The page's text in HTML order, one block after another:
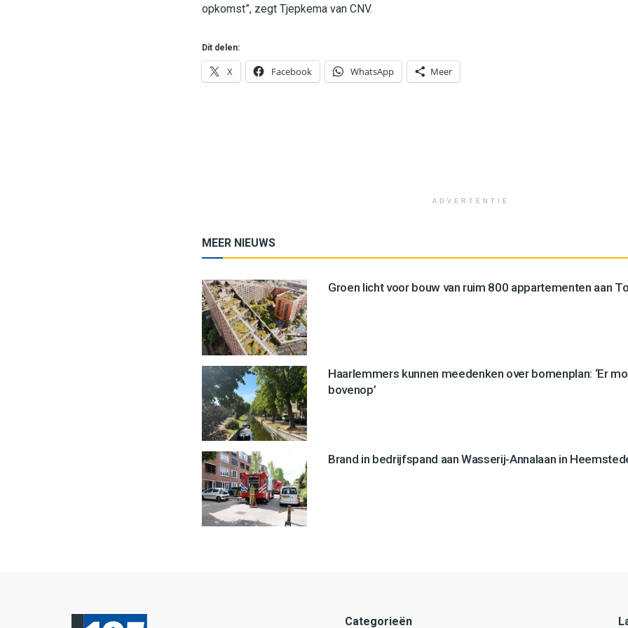
opkomst”, zegt Tjepkema van CNV.
Dit delen:
X Facebook WhatsApp Meer
ADVERTENTIE
MEER NIEUWS
Groen licht voor bouw van ruim 800 appartementen aan
Haarlemmers kunnen meedenken over bomenplan: ‘Er
bovenop’
Brand in bedrijfspand aan Wasserij-Annalaan in
Categorieën